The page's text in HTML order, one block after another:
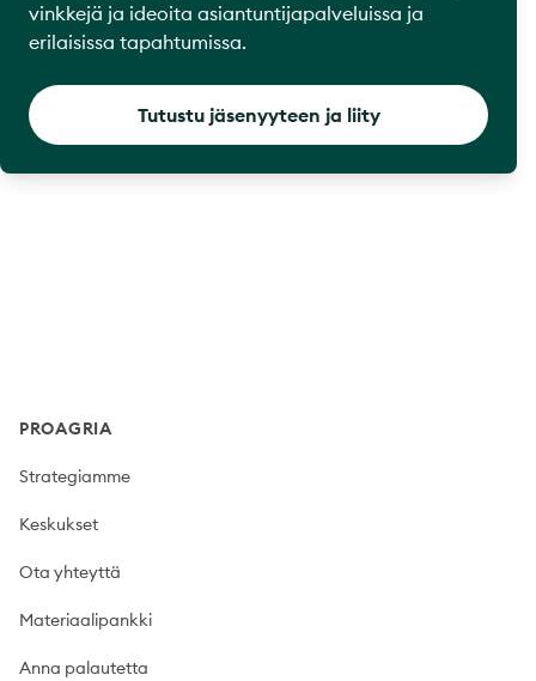
vinkkejä ja ideoita asiantuntijapalveluissa ja
erilaisissa tapahtumissa.
Tutustu jäsenyyteen ja liity
PROAGRIA
Strategiamme
Keskukset
Ota yhteyttä
Materiaalipankki
Anna palautetta